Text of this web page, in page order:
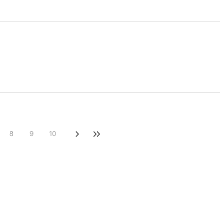
8 9 10